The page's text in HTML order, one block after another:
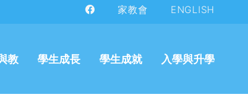
家教會 ENGLISH
教 學生成長 學生成就 入學與升學